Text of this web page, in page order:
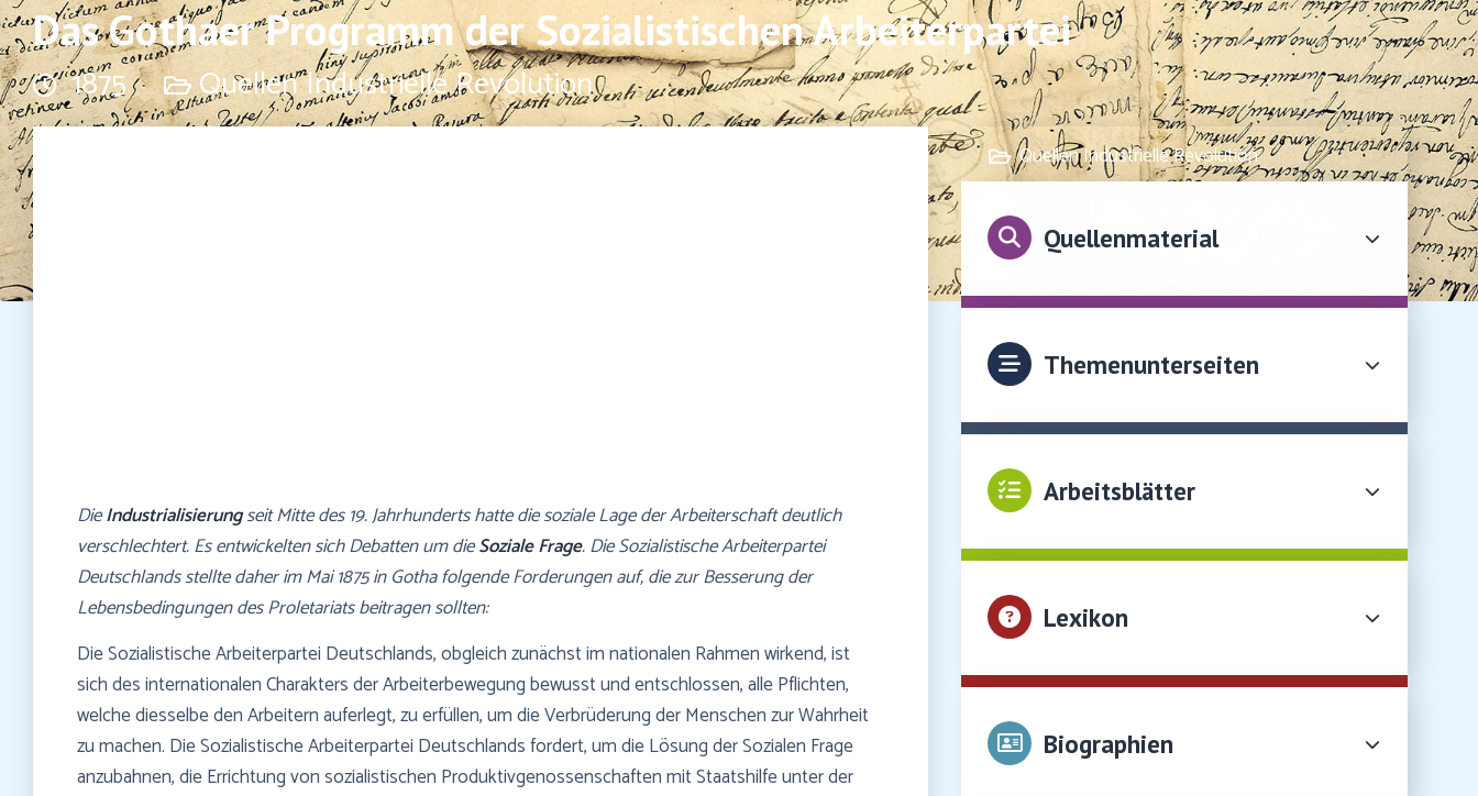
Das Gothaer Programm der Sozialistischen Arbeiterpartei
1875 Quellen Industrielle Revolution
DieIndustrialisierungseit Mitte des 19. Jahrhunderts hatte die soziale Lage der Arbeiterschaft deutlich
verschlechtert. Es entwickelten sich Debatten um dieSoziale Frage. Die Sozialistische Arbeiterpartei
Deutschlands stellte daher im Mai 1875 in Gotha folgende Forderungen auf, die zur Besserung der
Lebensbedingungen des Proletariats beitragen sollten:
Die Sozialistische Arbeiterpartei Deutschlands, obgleich zunächst im nationalen Rahmen wirkend, ist
sich des internationalen Charakters der Arbeiterbewegung bewusst und entschlossen, alle Pflichten,
welche diesselbe den Arbeitern auferlegt, zu erfüllen, um die Verbrüderung der Menschen zur Wahrheit
zu machen. Die Sozialistische Arbeiterpartei Deutschlands fordert, um die Lösung der Sozialen Frage
anzubahnen, die Errichtung von sozialistischen Produktivgenossenschaften mit Staatshilfe unter der
Quellen Industrielle Revolution
Quellenmaterial
Themenunterseiten
Arbeitsblätter
Lexikon
Biographien